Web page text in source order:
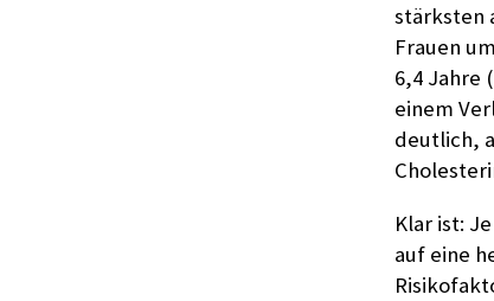
stärksten
Frauen
6,4 Jahre
einem
deutlich,
Klar ist:
auf eine